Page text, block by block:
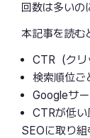
回数は多いの
本記事を読む
CTR（クリ
検索順位ご
Googleサ
CTRが低い
SEOに取り組